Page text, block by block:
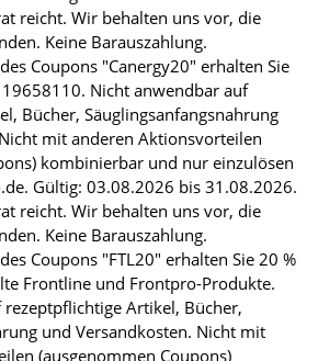
reicht. Wir behalten uns vor, die
Keine Barauszahlung.
Coupons "Canergy20" erhalten Sie
19658110. Nicht anwendbar auf
Bücher, Säuglingsanfangsnahrung
mit anderen Aktionsvorteilen
kombinierbar und nur einzulösen
Gültig: 03.08.2026 bis 31.08.2026.
reicht. Wir behalten uns vor, die
Keine Barauszahlung.
Coupons "FTL20" erhalten Sie 20 %
Frontline und Frontpro-Produkte.
Artikel, Bücher,
und Versandkosten. Nicht mit
(ausgenommen Coupons)